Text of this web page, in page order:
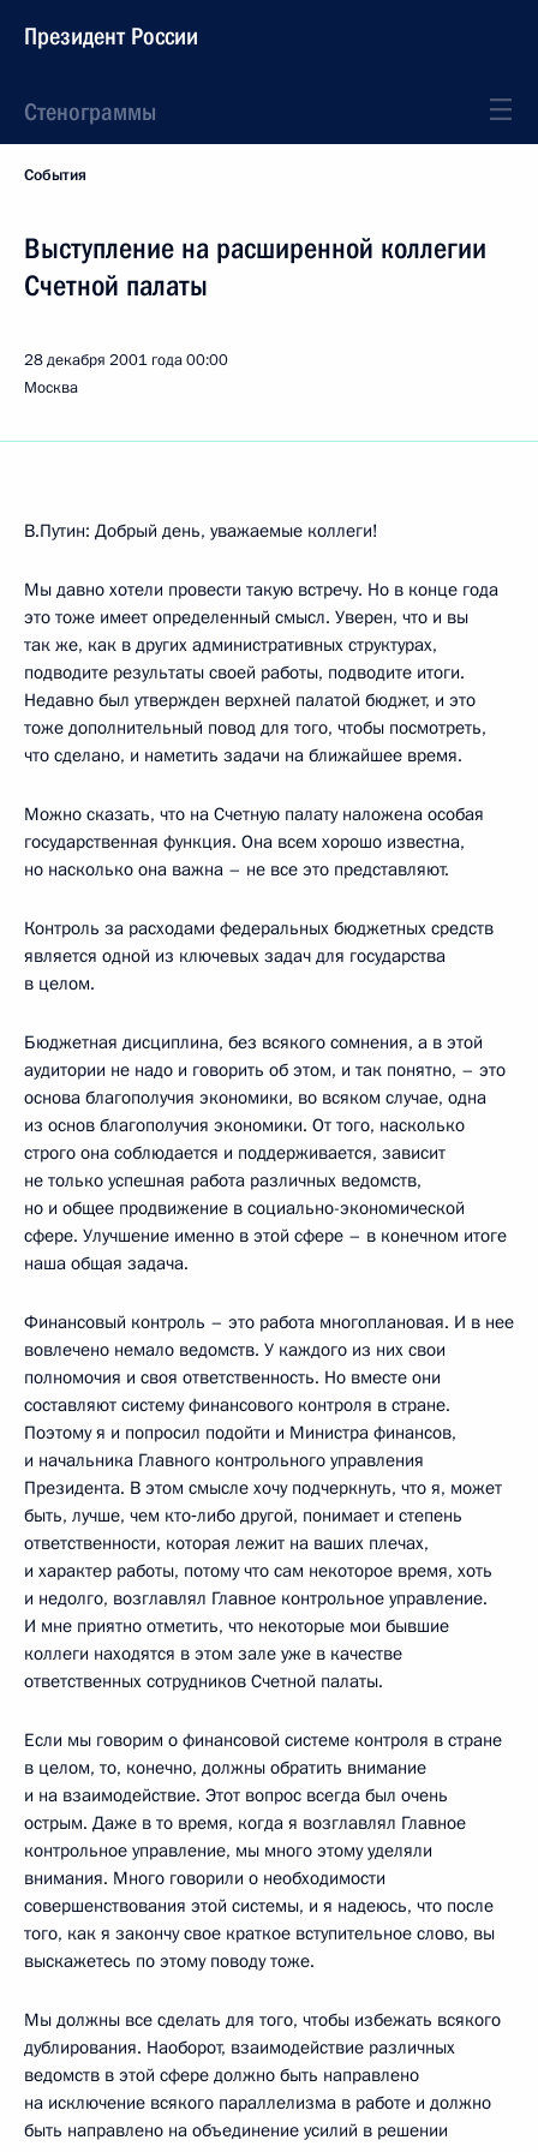
Президент России
Стенограммы
События
Выступление на расширенной коллегии
Счетной палаты
28 декабря 2001 года00:00
Москва
В.Путин: Добрый день, уважаемые коллеги!
Мы давно хотели провести такую встречу. Но в конце года
это тоже имеет определенный смысл. Уверен, что и вы
так же, как в других административных структурах,
подводите результаты своей работы, подводите итоги.
Недавно был утвержден верхней палатой бюджет, и это
тоже дополнительный повод для того, чтобы посмотреть,
что сделано, и наметить задачи на ближайшее время.
Можно сказать, что на Счетную палату наложена особая
государственная функция. Она всем хорошо известна,
но насколько она важна – не все это представляют.
Контроль за расходами федеральных бюджетных средств
является одной из ключевых задач для государства
в целом.
Бюджетная дисциплина, без всякого сомнения, а в этой
аудитории не надо и говорить об этом, и так понятно, – это
основа благополучия экономики, во всяком случае, одна
из основ благополучия экономики. От того, насколько
строго она соблюдается и поддерживается, зависит
не только успешная работа различных ведомств,
но и общее продвижение в социально-экономической
сфере. Улучшение именно в этой сфере – в конечном итоге
наша общая задача.
Финансовый контроль – это работа многоплановая. И в нее
вовлечено немало ведомств. У каждого из них свои
полномочия и своя ответственность. Но вместе они
составляют систему финансового контроля в стране.
Поэтому я и попросил подойти и Министра финансов,
и начальника Главного контрольного управления
Президента. В этом смысле хочу подчеркнуть, что я, может
быть, лучше, чем кто‑либо другой, понимает и степень
ответственности, которая лежит на ваших плечах,
и характер работы, потому что сам некоторое время, хоть
и недолго, возглавлял Главное контрольное управление.
И мне приятно отметить, что некоторые мои бывшие
коллеги находятся в этом зале уже в качестве
ответственных сотрудников Счетной палаты.
Если мы говорим о финансовой системе контроля в стране
в целом, то, конечно, должны обратить внимание
и на взаимодействие. Этот вопрос всегда был очень
острым. Даже в то время, когда я возглавлял Главное
контрольное управление, мы много этому уделяли
внимания. Много говорили о необходимости
совершенствования этой системы, и я надеюсь, что после
того, как я закончу свое краткое вступительное слово, вы
выскажетесь по этому поводу тоже.
Мы должны все сделать для того, чтобы избежать всякого
дублирования. Наоборот, взаимодействие различных
ведомств в этой сфере должно быть направлено
на исключение всякого параллелизма в работе и должно
быть направлено на объединение усилий в решении